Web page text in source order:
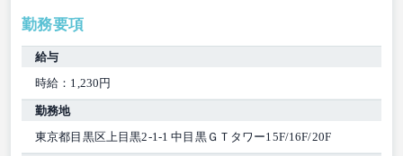
勤務要項
給与
時給：1,230円
勤務地
東京都目黒区上目黒2-1-1 中目黒ＧＴタワー15F/16F/20F